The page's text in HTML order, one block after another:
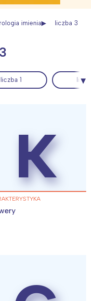
imienia liczba 3
liczba 1
K